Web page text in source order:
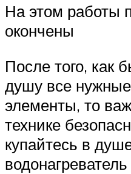
На этом работы
окончены
После того, как
душу все
элементы, то
технике
купайтесь в